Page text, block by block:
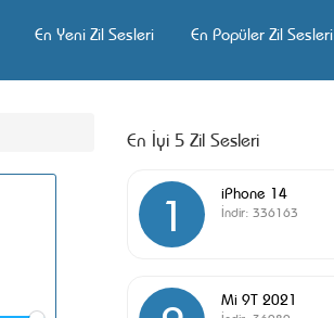
En Yeni Zil Sesleri En Popüler Zil Sesleri
En İyi 5 Zil Sesleri
1 iPhone 14
İndir: 336163
Mi 9T 2021